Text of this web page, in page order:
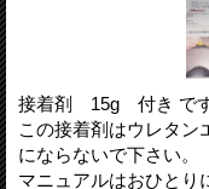
接着剤 15g 付き です
この接着剤はウレタン
にならないで下さい。
マニュアルはおひとり